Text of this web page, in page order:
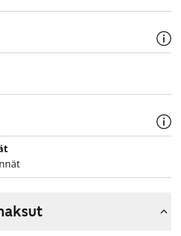
Varke-asunto (entinen ARA),
perustuu asunnon tarpeen
tuloihin ja varallisuuteen,
syyhyn.